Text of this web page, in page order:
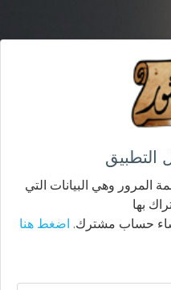
المرور وهي البيانات التي
بها
حساب مشترك. اضغط هنا